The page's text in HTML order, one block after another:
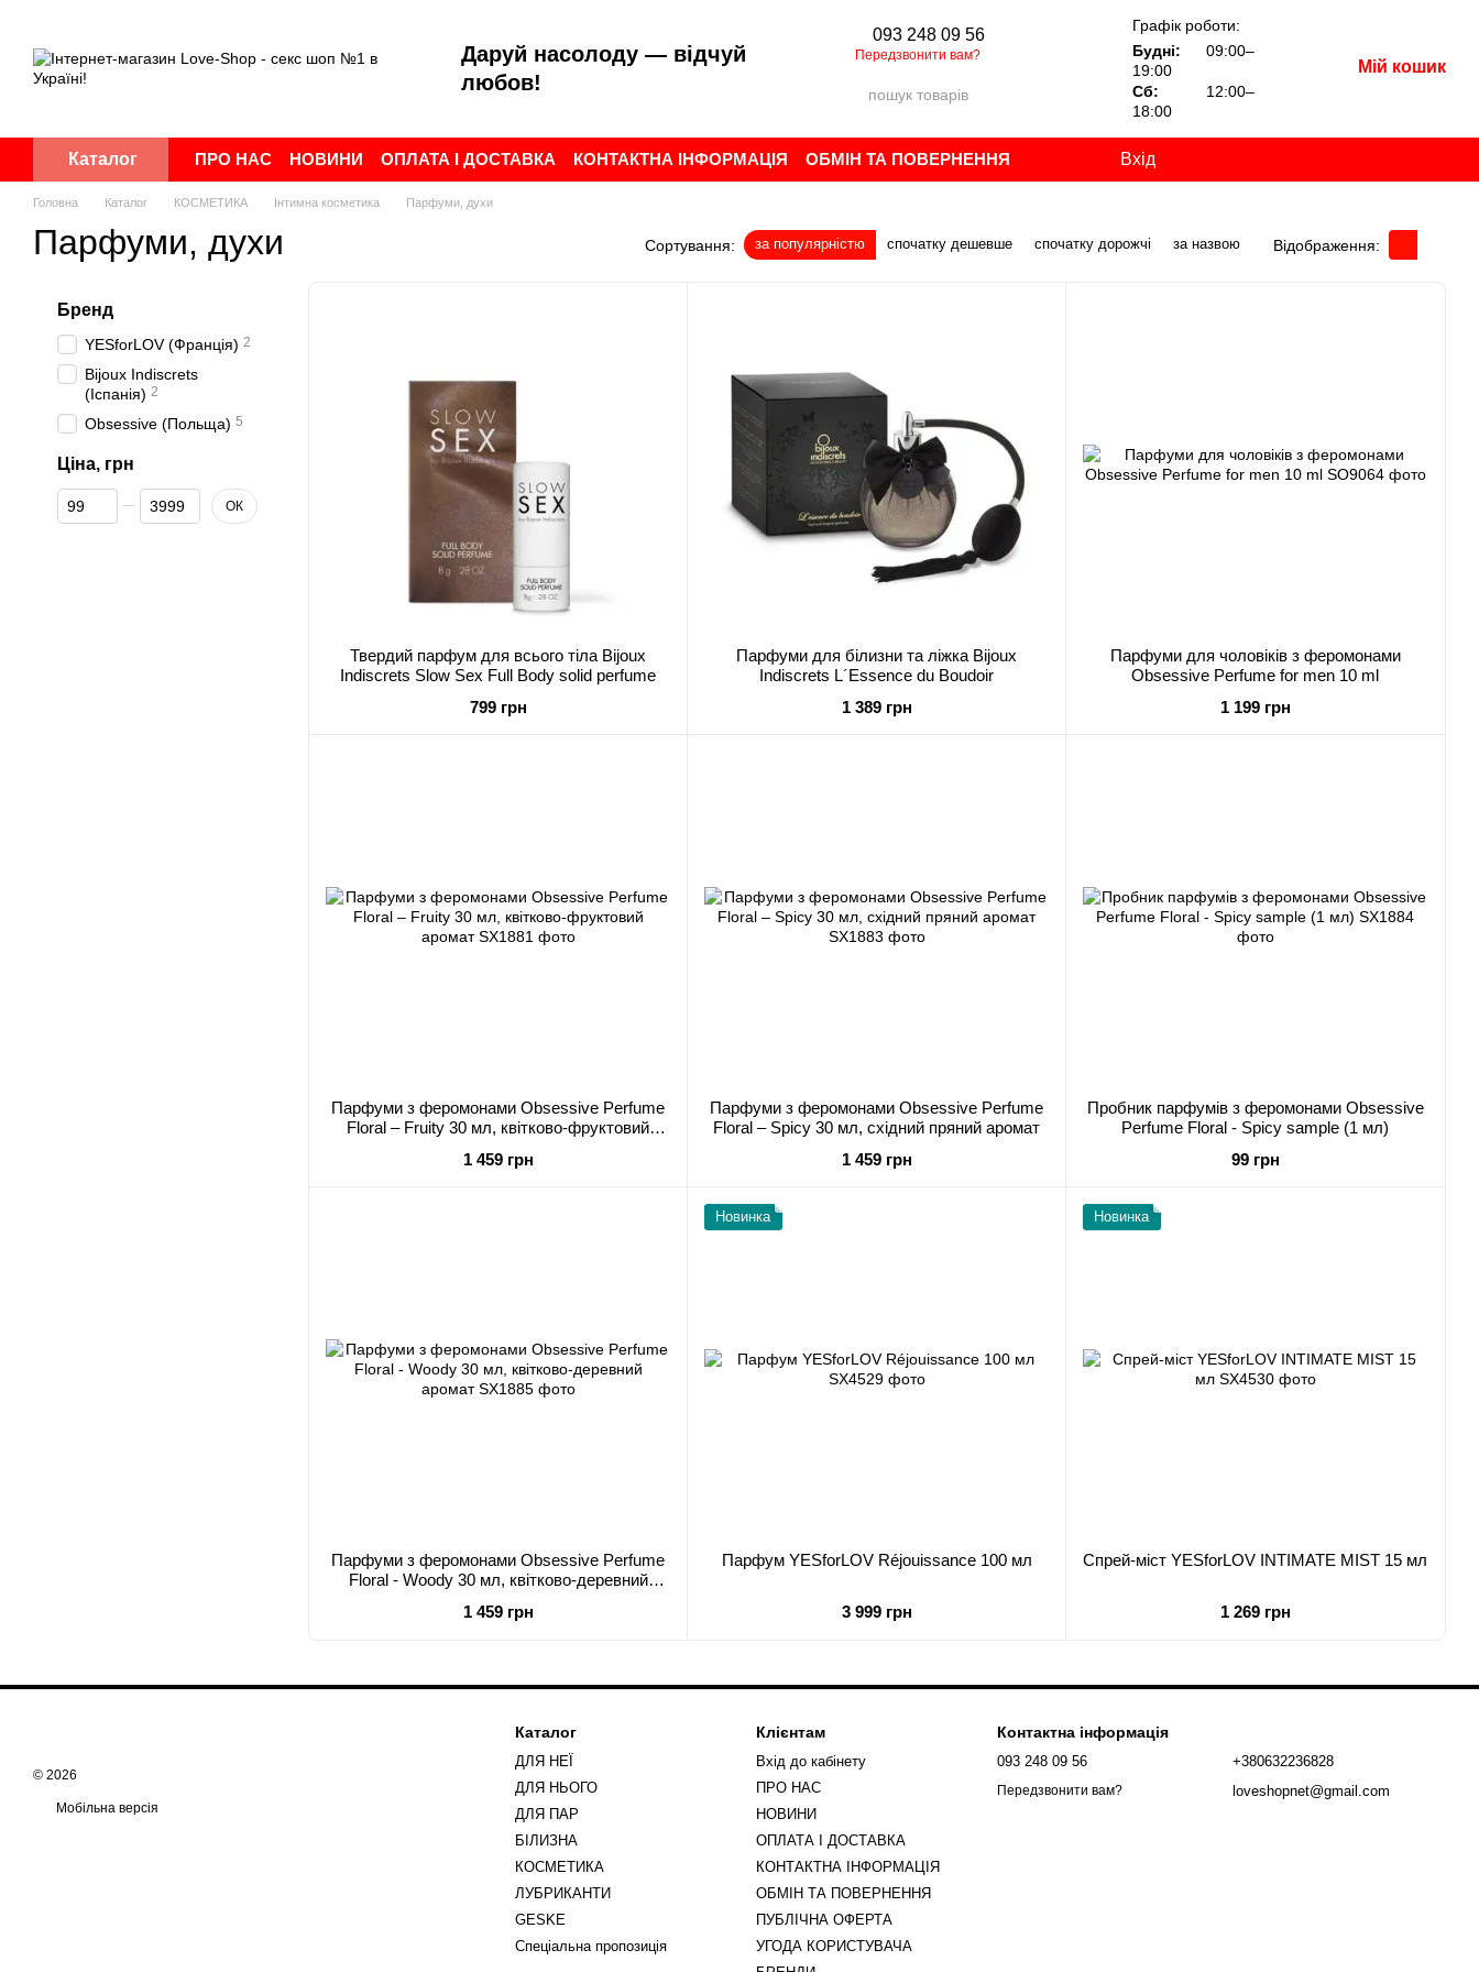
Даруй насолоду — відчуй
любов!
093 248 09 56
Передзвонити вам?
Графік роботи:
Будні:
09:00–
19:00
Сб:
12:00–
18:00
Мій кошик
Каталог ПРО НАС НОВИНИ ОПЛАТА І ДОСТАВКА КОНТАКТНА ІНФОРМАЦІЯ
ОБМІН ТА ПОВЕРНЕННЯ
ПУБЛІЧНА ОФЕРТА
УГОДА КОРИСТУВАЧА БРЕНДИ ВІДГУКИ ПРО МАГАЗИН
Вхід
Головна Каталог КОСМЕТИКА Інтимна косметика Парфуми, духи
Парфуми, духи Сортування: за популярністю спочатку дешевше спочатку дорожчі за назвою Відображення:
Твердий парфум для всього тіла Bijoux
Indiscrets Slow Sex Full Body solid perfume
799 грн
Парфуми для білизни та ліжка Bijoux
Indiscrets L´Essence du Boudoir
1 389 грн
Парфуми для чоловіків з феромонами
Obsessive Perfume for men 10 ml
1 199 грн
Парфуми з феромонами Obsessive Perfume
Floral – Fruity 30 мл, квітково-фруктовий
1 459 грн
Парфуми з феромонами Obsessive Perfume
Floral – Spicy 30 мл, східний пряний аромат
1 459 грн
Пробник парфумів з феромонами Obsessive
Perfume Floral - Spicy sample (1 мл)
99 грн
Парфуми з феромонами Obsessive Perfume
Floral - Woody 30 мл, квітково-деревний
1 459 грн
Новинка
Парфум YESforLOV Réjouissance 100 мл
3 999 грн
Новинка
Спрей-міст YESforLOV INTIMATE MIST 15 мл
1 269 грн
Бренд
YESforLOV (Франція) 2
Bijoux Indiscrets
(Іспанія) 2
Obsessive (Польща) 5
Ціна, грн
Від Ціна, грн
До Ціна, грн ОК
© 2026
Мобільна версія
Каталог
ДЛЯ НЕЇ
ДЛЯ НЬОГО
ДЛЯ ПАР
БІЛИЗНА
КОСМЕТИКА
ЛУБРИКАНТИ
GESKE
Спеціальна пропозиція
Клієнтам
Вхід до кабінету
ПРО НАС
НОВИНИ
ОПЛАТА І ДОСТАВКА
КОНТАКТНА ІНФОРМАЦІЯ
ОБМІН ТА ПОВЕРНЕННЯ
ПУБЛІЧНА ОФЕРТА
УГОДА КОРИСТУВАЧА
Контактна інформація
093 248 09 56
Передзвонити вам?
+380632236828
loveshopnet@gmail.com